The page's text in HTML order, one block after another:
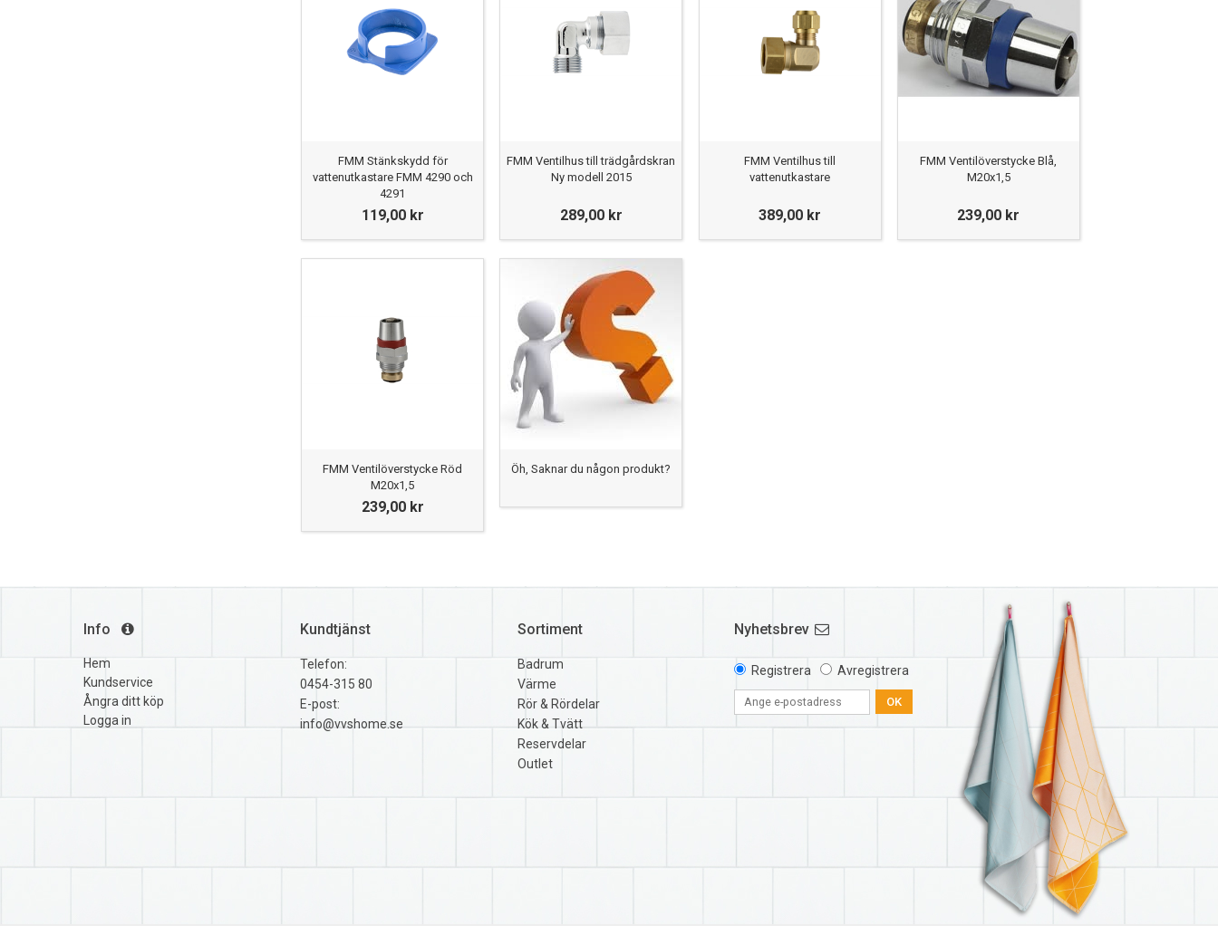
FMM Stänkskydd för
vattenutkastare FMM 4290 och
4291
119,00 kr
FMM Ventilhus till trädgårdskran
Ny modell 2015
289,00 kr
FMM Ventilhus till
vattenutkastare
389,00 kr
FMM Ventilöverstycke Blå,
M20x1,5
239,00 kr
FMM Ventilöverstycke Röd
M20x1,5
239,00 kr
Öh, Saknar du någon produkt?
Info
Hem
Kundservice
Ångra ditt köp
Logga in
Kundtjänst
Telefon:
0454-315 80
E-post:
info@vvshome.se
Sortiment
Badrum
Värme
Rör & Rördelar
Kök & Tvätt
Reservdelar
Outlet
Nyhetsbrev
Registrera Avregistrera
OK